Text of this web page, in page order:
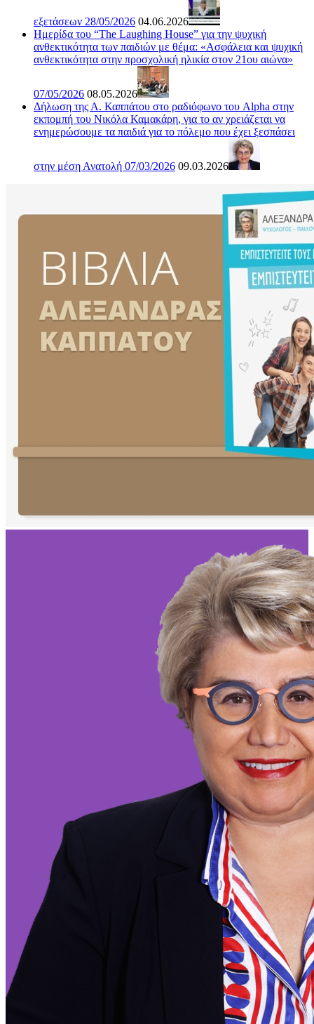
εξετάσεων 28/05/2026 04.06.2026
Ημερίδα του “The Laughing House” για την ψυχική
ανθεκτικότητα των παιδιών με θέμα: «Ασφάλεια και ψυχική
ανθεκτικότητα στην προσχολική ηλικία στον 21ου αιώνα»
07/05/2026 08.05.2026
Δήλωση της Α. Καππάτου στο ραδιόφωνο του Alpha στην
εκπομπή του Νικόλα Καμακάρη, για το αν χρειάζεται να
ενημερώσουμε τα παιδιά για το πόλεμο που έχει ξεσπάσει
στην μέση Ανατολή 07/03/2026 09.03.2026